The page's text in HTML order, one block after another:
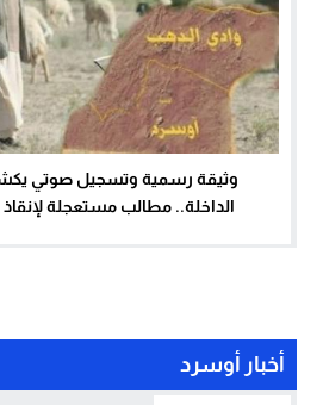
وثيقة رسمية وتسجيل صوتي
الداخلة.. مطالب مستعجلة لإنقاذ
أخبار أوسرد